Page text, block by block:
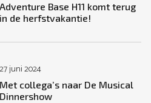
Adventure Base H11 komt terug
in de herfstvakantie!
27 juni 2024
Met collega’s naar De Musical
Dinnershow